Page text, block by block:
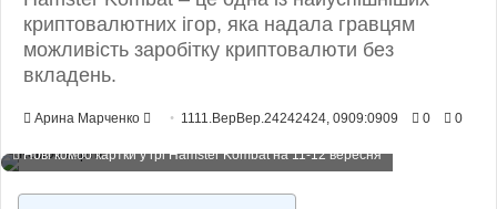
криптовалютних ігор, яка надала гравцям
можливість заробітку криптовалюти без
вкладень.
Арина Марченко
Send
email
1111.ВерВер.24242424, 0909:0909 0 0
Нові комбо картки у грі Hamster Kombat на 11-12 вересня